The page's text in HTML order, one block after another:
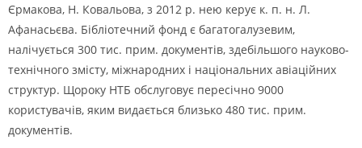
Єрмакова, Н. Ковальова, з 2012 р. нею керує к. п. н. Л.
Афанасьєва. Бібліотечний фонд є багатогалузевим,
налічується 300 тис. прим. документів, здебільшого науково-
технічного змісту, міжнародних і національних авіаційних
структур. Щороку НТБ обслуговує пересічно 9000
користувачів, яким видається близько 480 тис. прим.
документів.